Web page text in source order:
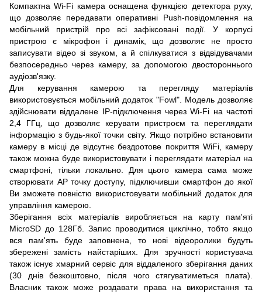
Компактна Wi-Fi камера оснащена функцією детектора руху,
що дозволяє передавати оперативні Push-повідомлення на
мобільний пристрій про всі зафіксовані події. У корпусі
пристрою є мікрофон і динамік, що дозволяє не просто
записувати відео зі звуком, а й спілкуватися з відвідувачами
безпосередньо через камеру, за допомогою двостороннього
аудіозв'язку.
Для керування камерою та перегляду матеріалів
використовується мобільний додаток "Fowl". Модель дозволяє
здійснювати віддалене IP-підключення через Wi-Fi на частоті
2,4 ГГц, що дозволяє керувати пристроєм та переглядати
інформацію з будь-якої точки світу. Якщо потрібно встановити
камеру в місці де відсутнє бездротове покриття WiFi, камеру
також можна буде використовувати і переглядати матеріал на
смартфоні, тільки локально. Для цього камера сама може
створювати AP точку доступу, підключивши смартфон до якої
Ви зможете повністю використовувати мобільний додаток для
управління камерою.
Зберігання всіх матеріалів виробляється на карту пам'яті
MicroSD до 128Гб. Запис проводитися циклічно, тобто якщо
вся пам'ять буде заповнена, то нові відеоролики будуть
збережені замість найстаріших. Для зручності користувача
також існує хмарний сервіс для віддаленого зберігання даних
(30 днів безкоштовно, після чого стягуватиметься плата).
Власник також може роздавати права на використання та